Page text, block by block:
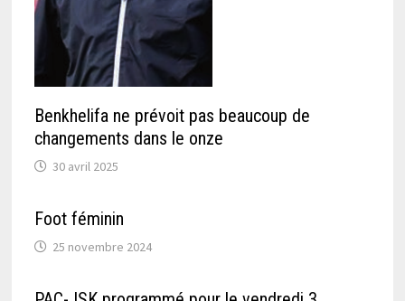
Benkhelifa ne prévoit pas beaucoup de
changements dans le onze
30 avril 2025
Foot féminin
25 novembre 2024